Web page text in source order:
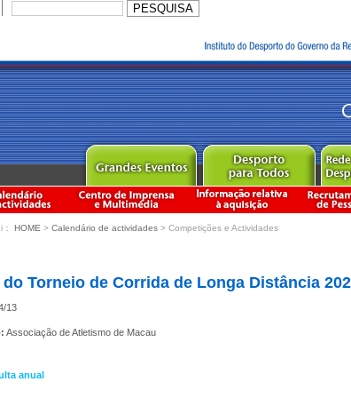
HOME > Calendário de actividades > Competições e Actividades
do Torneio de Corrida de Longa Distância
13
Associação de Atletismo de Macau
anual